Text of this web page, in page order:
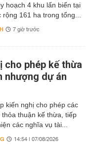
hoạch 4 khu lấn biển tại
rộng 161 ha trong tổng...
7 giờ trước
cho phép kế thừa
nhượng dự án
kiến nghị cho phép các
thuận kế thừa, tiếp
các nghĩa vụ tài...
14:54 | 07/08/2026